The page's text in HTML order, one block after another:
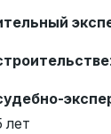
лет